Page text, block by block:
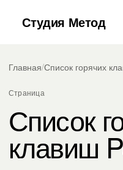
Студия Метод
Главная/Список горячих
Страница
Список
клавиш